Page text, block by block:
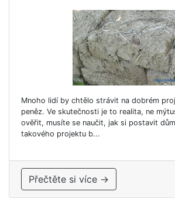
Mnoho lidí by chtělo strávit na dobrém
peněz. Ve skutečnosti je to realita, ne
ověřit, musíte se naučit, jak si postavit
takového projektu b...
Přečtěte si více →